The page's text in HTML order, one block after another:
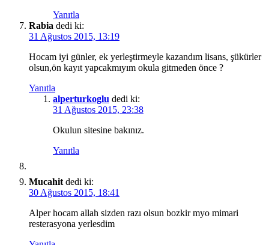
Yanıtla
Rabia dedi ki:
31 Ağustos 2015, 13:19
Hocam iyi günler, ek yerleştirmeyle kazandım lisans, şükürler
olsun,ön kayıt yapcakmıyım okula gitmeden önce ?
Yanıtla
alperturkoglu dedi ki:
31 Ağustos 2015, 23:38
Okulun sitesine bakınız.
Yanıtla
Mucahit dedi ki:
30 Ağustos 2015, 18:41
Alper hocam allah sizden razı olsun bozkir myo mimari
resterasyona yerlesdim